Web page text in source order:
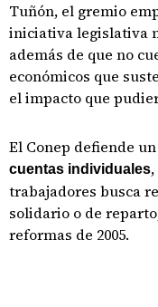
Tuñón, el gremio
iniciativa legislativa
además de que no
económicos que
el impacto que
El Conep defiende
cuentas individuales
trabajadores busca
solidario o de
reformas de 2005.